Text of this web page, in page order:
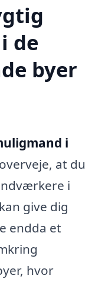
de
byer
i
at du
i
give dig
endda et
hvor